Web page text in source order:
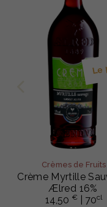
Crèmes de Fruits
Crème Myrtille
Ælred 16%
14,50 € | 70cl